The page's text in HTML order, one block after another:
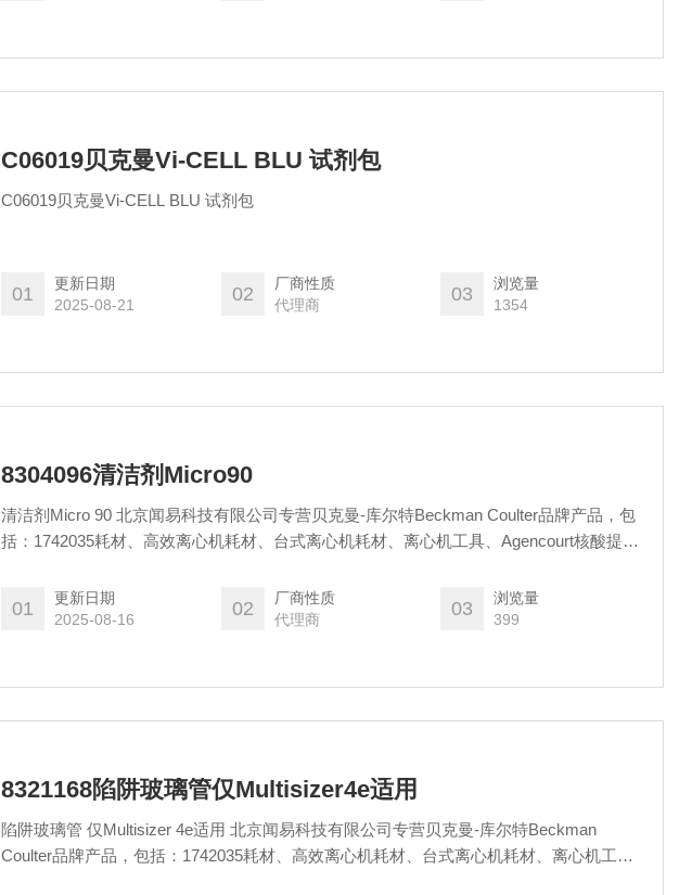
C06019贝克曼Vi-CELL BLU 试剂包
C06019贝克曼Vi-CELL BLU 试剂包
01
更新日期
2025-08-21
02
厂商性质
代理商
03
浏览量
1354
8304096清洁剂Micro90
清洁剂Micro 90 北京闻易科技有限公司专营贝克曼-库尔特Beckman Coulter品牌产品，包
括：1742035耗材、高效离心机耗材、台式离心机耗材、离心机工具、Agencourt核酸提取
美谷分子酶标板/微孔板。
01
更新日期
2025-08-16
02
厂商性质
代理商
03
浏览量
399
8321168陷阱玻璃管仅Multisizer4e适用
陷阱玻璃管 仅Multisizer 4e适用 北京闻易科技有限公司专营贝克曼-库尔特Beckman
Coulter品牌产品，包括：1742035耗材、高效离心机耗材、台式离心机耗材、离心机工